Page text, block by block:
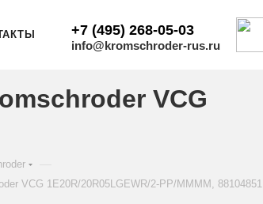
+7 (495) 268-05-03
info@kromschroder-rus.ru
VCG
VCG 1E20R/20R05LGEWR/2-PP/MMMM, 88104851